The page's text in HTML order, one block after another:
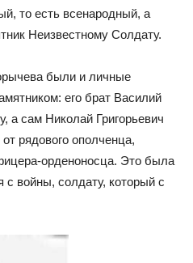
то есть всенародный, а
Неизвестному Солдату.
были и личные
его брат Василий
а сам Николай Григорьевич
рядового ополченца,
орденоносца. Это была
с войны, солдату, который с